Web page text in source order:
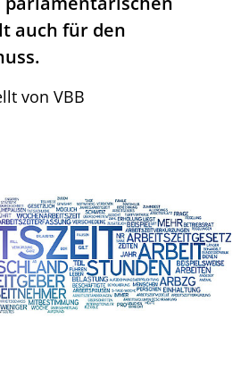
auch für den
von VBB